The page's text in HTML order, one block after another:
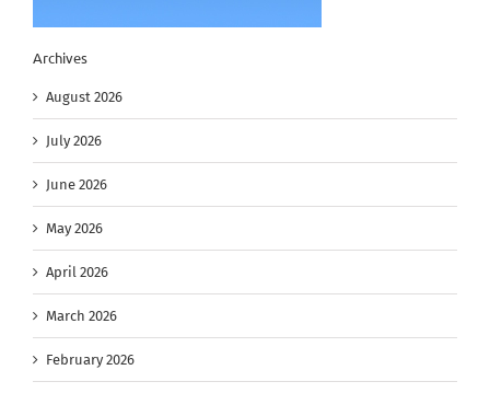
Archives
August 2026
July 2026
June 2026
May 2026
April 2026
March 2026
February 2026